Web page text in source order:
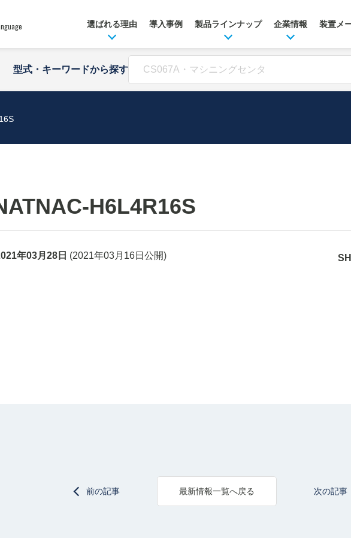
選ばれる理由 導入事例 製品ラインナップ 企業情報 装置メ
型式・キーワードから探す
H6L4R16S
年03月28日 (2021年03月16日 公開)
前の記事 最新情報一覧へ戻る 次の記事